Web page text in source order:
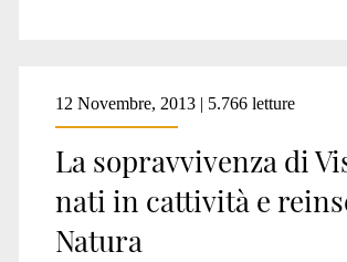
12 Novembre, 2013 | 5.766 letture
La sopravvivenza di
nati in cattività e
Natura